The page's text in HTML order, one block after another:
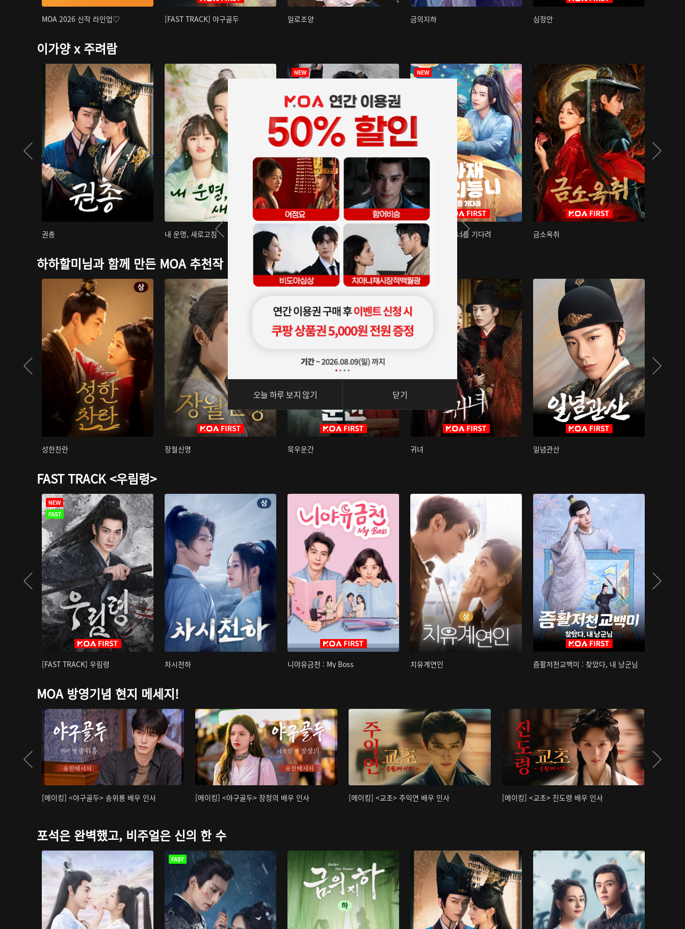
MOA 2026 신작 라인업♡ [FAST TRACK] 야구골두 일로조양 금의지하 심정안
이가양 x 주려람
권총 내 운명, 새로고침 아재저리등니 : 너를 기다려 금소옥취
하하할미님과 함께 만든 MOA 추천작
성한찬란 장월신명 묵우운간 귀녀 일념관산
FAST TRACK <우림령>
[FAST TRACK] 우림령 차시천하 니야유금천 : My Boss 치유계연인 즘활저천교백미 : 찾았다, 내 낭군님
MOA 방영기념 현지 메세지!
[메이킹] <야구골두> 송위룡 배우 인사 [메이킹] <야구골두> 장정의 배우 인사 [메이킹] <교초> 주익연 배우 인사 [메이킹] <교초> 진도령 배우 인사
포석은 완벽했고, 비주얼은 신의 한 수
오늘 하루 보지 않기 닫기